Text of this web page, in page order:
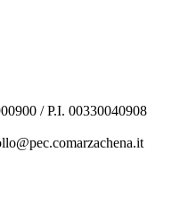
/ P.I. 00330040908